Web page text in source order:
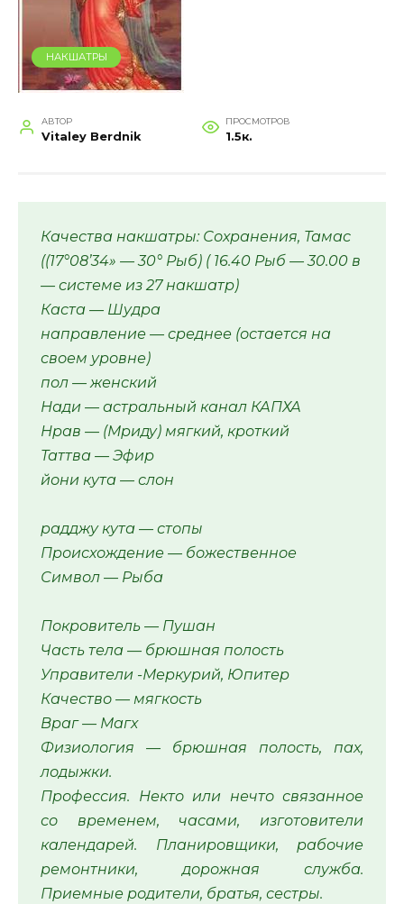
НАКШАТРЫ
АВТОР
Vitaley Berdnik
ПРОСМОТРОВ
1.5к.
Качества накшатры: Сохранения, Тамас
((17°08’34» — 30° Рыб) ( 16.40 Рыб — 30.00 в
— системе из 27 накшатр)
Каста — Шудра
направление — среднее (остается на
своем уровне)
пол — женский
Нади — астральный канал КАПХА
Нрав — (Мриду) мягкий, кроткий
Таттва — Эфир
йони кута — слон
радджу кута — стопы
Происхождение — божественное
Символ — Рыба
Покровитель — Пушан
Часть тела — брюшная полость
Управители -Меркурий, Юпитер
Качество — мягкость
Враг — Магх
Физиология — брюшная полость, пах,
лодыжки.
Профессия. Некто или нечто связанное
со временем, часами, изготовители
календарей. Планировщики, рабочие
ремонтники, дорожная служба.
Приемные родители, братья, сестры.